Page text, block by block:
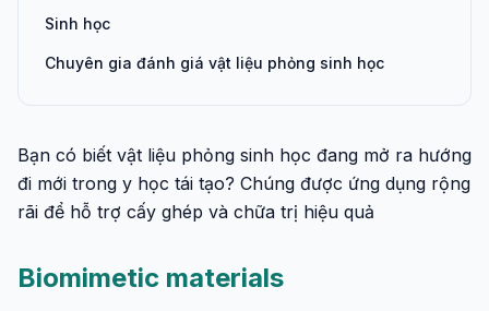
Sinh học
Chuyên gia đánh giá vật liệu phỏng sinh học
Bạn có biết vật liệu phỏng sinh học đang mở ra hướng
đi mới trong y học tái tạo? Chúng được ứng dụng rộng
rãi để hỗ trợ cấy ghép và chữa trị hiệu quả
Biomimetic materials